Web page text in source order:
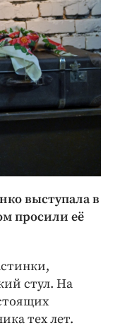
выступала в
просили её
стул. На
тех лет.